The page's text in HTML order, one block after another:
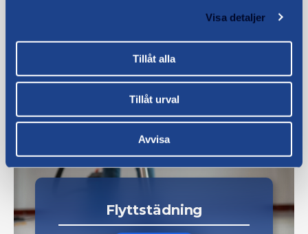
Visa detaljer
Tillåt alla
Tillåt urval
Avvisa
Flyttstädning